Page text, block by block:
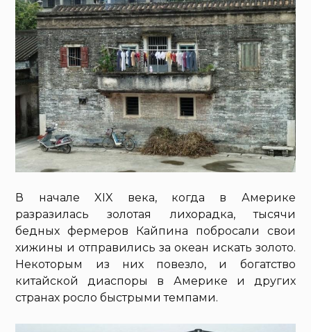
В начале XIX века, когда в Америке
разразилась золотая лихорадка, тысячи
бедных фермеров Кайпина побросали свои
хижины и отправились за океан искать золото.
Некоторым из них повезло, и богатство
китайской диаспоры в Америке и других
странах росло быстрыми темпами.